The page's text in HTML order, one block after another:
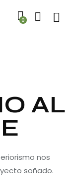
0
AL
nos
soñado.